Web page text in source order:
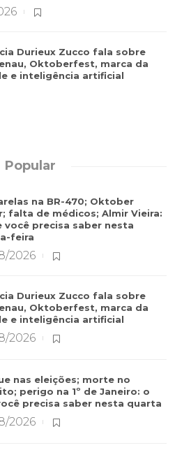
Durieux Zucco fala sobre
Oktoberfest, marca da
e inteligência artificial
Popular
na BR-470; Oktober
falta de médicos; Almir Vieira:
você precisa saber nesta
feira
2026
Durieux Zucco fala sobre
Oktoberfest, marca da
e inteligência artificial
2026
nas eleições; morte no
perigo na 1º de Janeiro: o
precisa saber nesta quarta
2026